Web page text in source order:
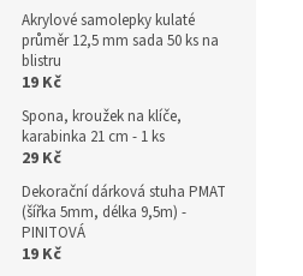
Akrylové samolepky kulaté
průměr 12,5 mm sada 50 ks na
blistru
19 Kč
Spona, kroužek na klíče,
karabinka 21 cm - 1 ks
29 Kč
Dekorační dárková stuha PMAT
(šířka 5mm, délka 9,5m) -
PINITOVÁ
19 Kč